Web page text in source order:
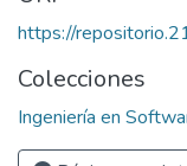
https://
Colecciones
Ingeniería en